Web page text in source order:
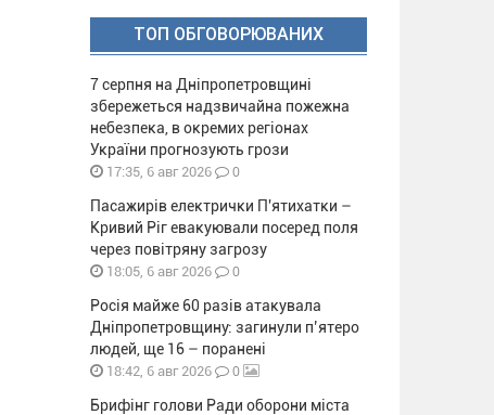
ТОП ОБГОВОРЮВАНИХ
7 серпня на Дніпропетровщині
збережеться надзвичайна пожежна
небезпека, в окремих регіонах
України прогнозують грози
17:35, 6 авг 2026 0
Пасажирів електрички П'ятихатки –
Кривий Ріг евакуювали посеред поля
через повітряну загрозу
18:05, 6 авг 2026 0
Росія майже 60 разів атакувала
Дніпропетровщину: загинули п’ятеро
людей, ще 16 – поранені
18:42, 6 авг 2026 0
Брифінг голови Ради оборони міста